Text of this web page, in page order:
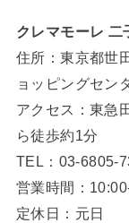
クレマモーレ 二
住所：東京都世
ョッピングセン
アクセス：東急
ら徒歩約1分
TEL：03-6805-
営業時間：
定休日：元日